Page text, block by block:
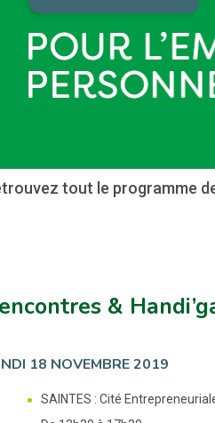
tout le programme
&
18 NOVEMBRE 2019
SAINTES : Cité